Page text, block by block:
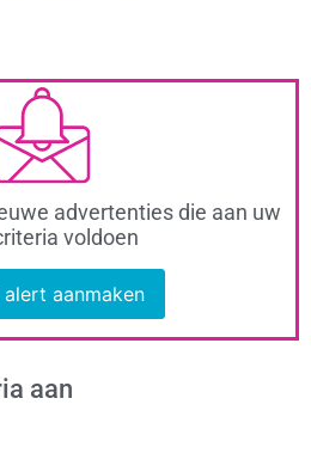
advertenties die aan uw
voldoen
aanmaken
aan